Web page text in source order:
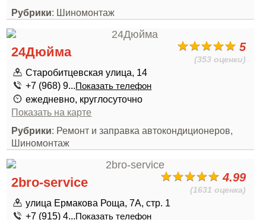
Рубрики: Шиномонтаж
5
(353 оценки)
24Дюйма
Старобитцевская улица, 14
+7 (968) 9...Показать телефон
ежедневно, круглосуточно
Показать на карте
Рубрики: Ремонт и заправка автокондиционеров,
Шиномонтаж
4.99
(1631 оценка)
2bro-service
улица Ермакова Роща, 7А, стр. 1
+7 (915) 4...Показать телефон